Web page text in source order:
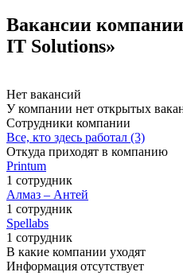
Вакансии
IT Solutions»
Нет вакансий
У компании нет открытых
Сотрудники компании
Все, кто здесь работал (3)
Откуда приходят в компанию
Printum
1 сотрудник
Алмаз – Антей
1 сотрудник
Spellabs
1 сотрудник
В какие компании уходят
Информация отсутствует